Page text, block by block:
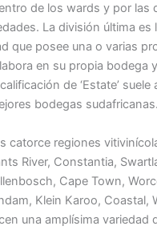
de los wards y por las
La división última es
que posee una o varias
en su propia bodega
de ‘Estate’ suele
bodegas sudafricanas.
catorce regiones
River, Constantia,
Cape Town,
Klein Karoo, Coastal,
una amplísima variedad